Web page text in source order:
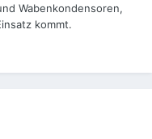
Wabenkondensoren,
kommt.